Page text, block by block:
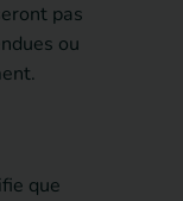
pas
ou
que